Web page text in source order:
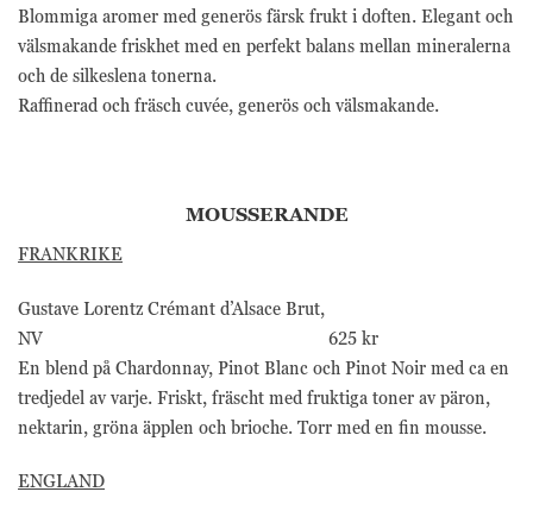
Blommiga aromer med generös färsk frukt i doften. Elegant och
välsmakande friskhet med en perfekt balans mellan mineralerna
och de silkeslena tonerna.
Raffinerad och fräsch cuvée, generös och välsmakande.
MOUSSERANDE
FRANKRIKE
Gustave Lorentz Crémant d’Alsace Brut,
NV 625 kr
En blend på Chardonnay, Pinot Blanc och Pinot Noir med ca en
tredjedel av varje. Friskt, fräscht med fruktiga toner av päron,
nektarin, gröna äpplen och brioche. Torr med en fin mousse.
ENGLAND